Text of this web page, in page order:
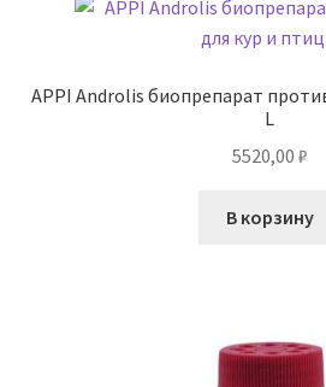
APPI Androlis биопрепарат
L
5520,00 ₽
В корзину